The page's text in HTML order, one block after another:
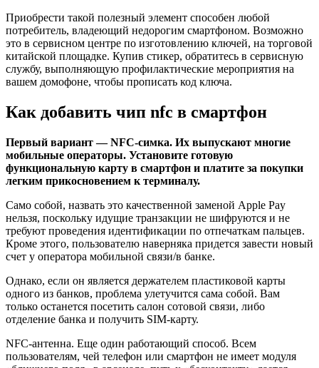
Приобрести такой полезный элемент способен любой
потребитель, владеющий недорогим смартфоном. Возможно
это в сервисном центре по изготовлению ключей, на торговой
китайской площадке. Купив стикер, обратитесь в сервисную
службу, выполняющую профилактические мероприятия на
вашем домофоне, чтобы прописать код ключа.
Как добавить чип nfc в смартфон
Первый вариант — NFC-симка. Их выпускают многие
мобильные операторы. Установите готовую
функциональную карту в смартфон и платите за покупки
легким прикосновением к терминалу.
Само собой, назвать это качественной заменой Apple Pay
нельзя, поскольку идущие транзакции не шифруются и не
требуют проведения идентификации по отпечаткам пальцев.
Кроме этого, пользователю наверняка придется завести новый
счет у оператора мобильной связи/в банке.
Однако, если он является держателем пластиковой карты
одного из банков, проблема улетучится сама собой. Вам
только останется посетить салон сотовой связи, либо
отделение банка и получить SIM-карту.
NFC-антенна. Еще один работающий способ. Всем
пользователям, чей телефон или смартфон не имеет модуля